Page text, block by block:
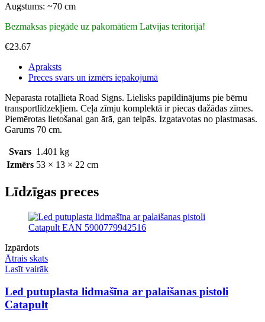
Augstums: ~70 cm
Bezmaksas piegāde uz pakomātiem Latvijas teritorijā!
€23.67
Apraksts
Preces svars un izmērs iepakojumā
Neparasta rotaļlieta Road Signs. Lielisks papildinājums pie bērnu
transportlīdzekļiem. Ceļa zīmju komplektā ir piecas dažādas zīmes.
Piemērotas lietošanai gan ārā, gan telpās. Izgatavotas no plastmasas.
Garums 70 cm.
Svars 1.401 kg
Izmērs 53 × 13 × 22 cm
Līdzīgas preces
Izpārdots
Ātrais skats
Lasīt vairāk
Led putuplasta lidmašīna ar palaišanas pistoli
Catapult